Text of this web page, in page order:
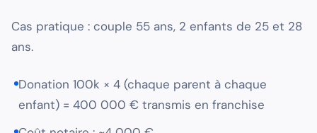
Cas pratique : couple 55 ans, 2 enfants de 25 et 28
ans.
Donation 100k × 4 (chaque parent à chaque
enfant) = 400 000 € transmis en franchise